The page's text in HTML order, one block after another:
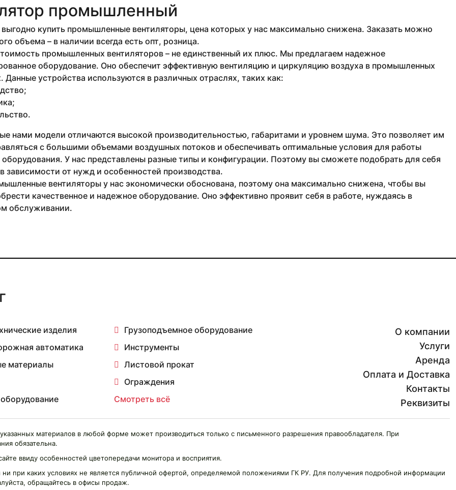
промышленный
купить промышленные вентиляторы, цена которых у нас максимально снижена. Заказать можно
объема – в наличии всегда есть опт, розница.
промышленных вентиляторов – не единственный их плюс. Мы предлагаем надежное
оборудование. Оно обеспечит эффективную вентиляцию и циркуляцию воздуха в промышленных
Данные устройства используются в различных отраслях, таких как:
нами модели отличаются высокой производительностью, габаритами и уровнем шума. Это позволяет им
с большими объемами воздушных потоков и обеспечивать оптимальные условия для работы
оборудования. У нас представлены разные типы и конфигурации. Поэтому вы сможете подобрать для себя
зависимости от нужд и особенностей производства.
вентиляторы у нас экономически обоснована, поэтому она максимально снижена, чтобы вы
качественное и надежное оборудование. Оно эффективно проявит себя в работе, нуждаясь в
обслуживании.
изделия
Грузоподъемное оборудование
автоматика
Инструменты
материалы
Листовой прокат
Ограждения
Смотреть всё
О компании
Услуги
Аренда
Оплата и Доставка
Контакты
Реквизиты
материалов в любой форме может производиться только с письменного разрешения правообладателя. При
обязательна.
ввиду особенностей цветопередачи монитора и восприятия.
при каких условиях не является публичной офертой, определяемой положениями ГК РУ. Для получения подробной информации
обращайтесь в офисы продаж.